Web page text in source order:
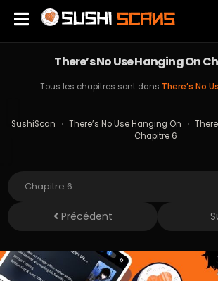
There’s No Use Hanging On
Tous les chapitres sont dans There’s No
SushiScan › There’s No Use Hanging On ›
Chapitre 6
Précédent